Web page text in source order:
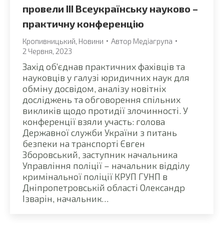
провели III Всеукраїнську науково –
практичну конференцію
Кропивницький Новини Автор Медіагрупа
2 Червня, 2023
Захід об’єднав практичних фахівців та
науковців у галузі юридичних наук для
обміну досвідом, аналізу новітніх
досліджень та обговорення спільних
викликів щодо протидії злочинності. У
конференції взяли участь: голова
Державної служби України з питань
безпеки на транспорті Євген
Зборовський, заступник начальника
Управління поліції – начальник відділу
кримінальної поліції КРУП ГУНП в
Дніпропетровській області Олександр
Ізварін, начальник…